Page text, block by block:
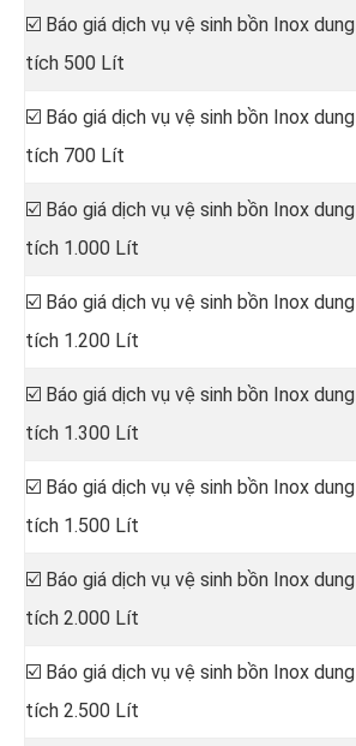
☑️ Báo giá dịch vụ vệ sinh bồn Inox dung
tích 500 Lít
☑️ Báo giá dịch vụ vệ sinh bồn Inox dung
tích 700 Lít
☑️ Báo giá dịch vụ vệ sinh bồn Inox dung
tích 1.000 Lít
☑️ Báo giá dịch vụ vệ sinh bồn Inox dung
tích 1.200 Lít
☑️ Báo giá dịch vụ vệ sinh bồn Inox dung
tích 1.300 Lít
☑️ Báo giá dịch vụ vệ sinh bồn Inox dung
tích 1.500 Lít
☑️ Báo giá dịch vụ vệ sinh bồn Inox dung
tích 2.000 Lít
☑️ Báo giá dịch vụ vệ sinh bồn Inox dung
tích 2.500 Lít